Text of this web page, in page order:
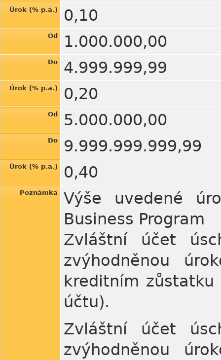
Úrok (% p.a.) 0,10
Od 1.000.000,00
Do 4.999.999,99
Úrok (% p.a.) 0,20
Od 5.000.000,00
Do 9.999.999.999,99
Úrok (% p.a.) 0,40
Poznámka
Výše uvedené
Business Program
Zvláštní účet
zvýhodněnou
kreditním
účtu).
Zvláštní účet
zvýhodněnou